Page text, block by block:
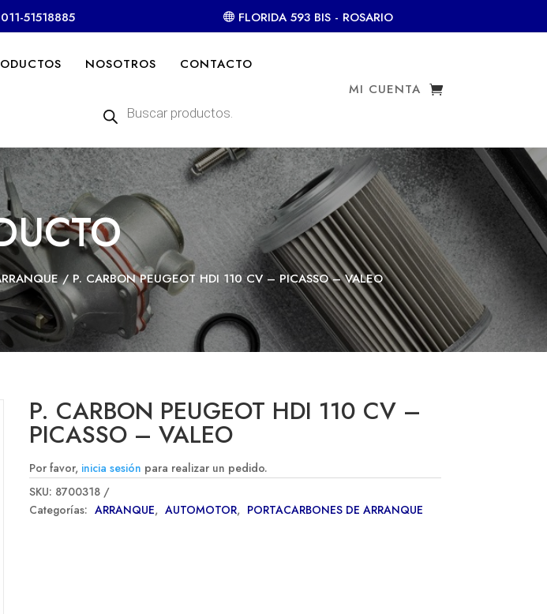
51518885 FLORIDA 593 BIS - ROSARIO
NOSOTROS CONTACTO
productos
MI CUENTA
/ P. CARBON PEUGEOT HDI 110 CV – PICASSO – VALEO
P. CARBON PEUGEOT HDI 110 CV –
PICASSO – VALEO
Por favor, inicia sesión para realizar un pedido.
SKU: 8700318
Categorías: ARRANQUE, AUTOMOTOR, PORTACARBONES DE ARRANQUE